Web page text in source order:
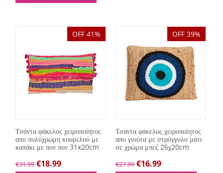
OFF 41%
Τσάντα φάκελος χειροποίητος
απο πολύχρωμη κουρελού με
καπάκι με πον πον 31x20cm
€31.99 €18.99
OFF 39%
Τσάντα φάκελος χειροποίητος
απο γιούτα με στρόγγυλο μάτι
σε χρώμα μπεζ 26χ20cm
€27.99 €16.99